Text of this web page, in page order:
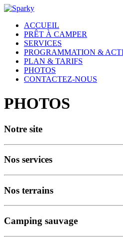
ACCUEIL
PRÊT À CAMPER
SERVICES
PROGRAMMATION &
PLAN & TARIFS
PHOTOS
CONTACTEZ-NOUS
PHOTOS
Notre site
Nos services
Nos terrains
Camping sauvage